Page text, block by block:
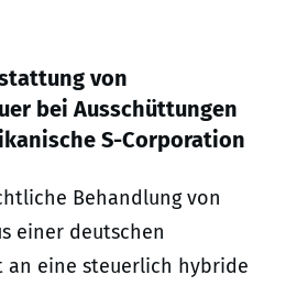
von
bei Ausschüttungen
S-Corporation
Behandlung von
einer deutschen
an eine steuerlich hybride